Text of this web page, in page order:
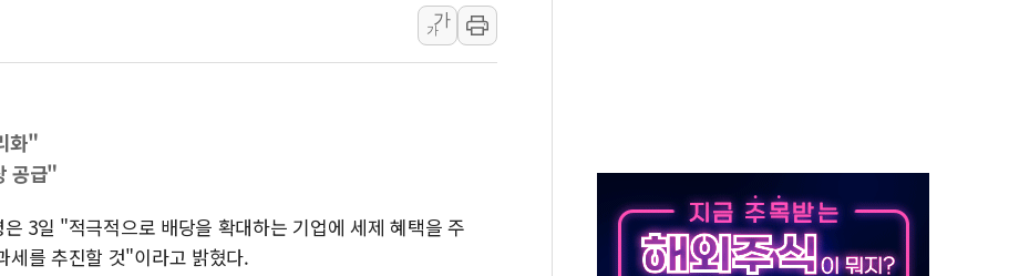
'화합' 꺼낸 김민석에 '뻔뻔' 받아친 정청래…제주 연설서 신경전 고조
李대통령, ISA 개편 재검토 지시…與 "적극 환영"·野 "졸속 국정"
가
가
화"
공급"
3일 "적극적으로 배당을 확대하는 기업에 세제 혜택을 주
세를 추진할 것"이라고 밝혔다.